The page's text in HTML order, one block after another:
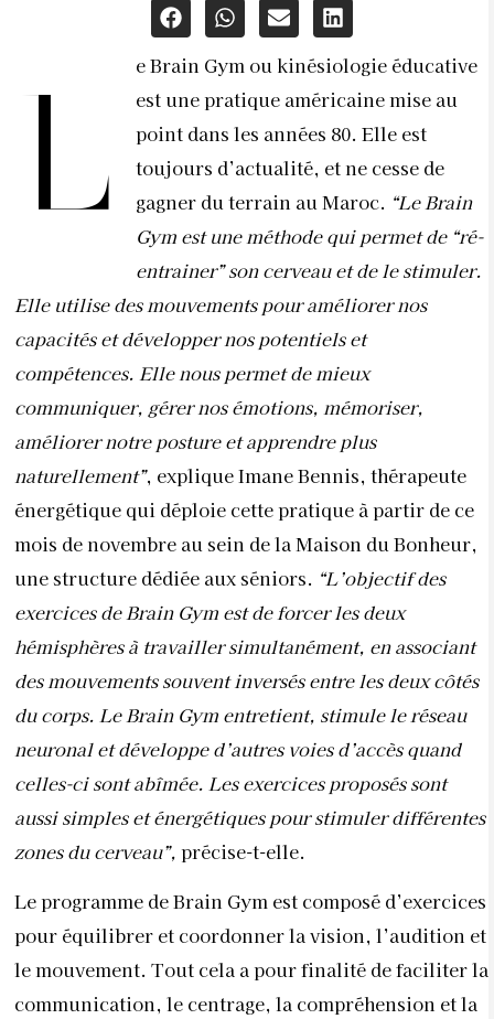
L
e Brain Gym ou kinésiologie éducative
est une pratique américaine mise au
point dans les années 80. Elle est
toujours d’actualité, et ne cesse de
gagner du terrain au Maroc. “Le Brain
Gym est une méthode qui permet de “ré-
entrainer” son cerveau et de le stimuler.
Elle utilise des mouvements pour améliorer nos
capacités et développer nos potentiels et
compétences. Elle nous permet de mieux
communiquer, gérer nos émotions, mémoriser,
améliorer notre posture et apprendre plus
naturellement”, explique Imane Bennis, thérapeute
énergétique qui déploie cette pratique à partir de ce
mois de novembre au sein de la Maison du Bonheur,
une structure dédiée aux séniors. “L’objectif des
exercices de Brain Gym est de forcer les deux
hémisphères à travailler simultanément, en associant
des mouvements souvent inversés entre les deux côtés
du corps. Le Brain Gym entretient, stimule le réseau
neuronal et développe d’autres voies d’accès quand
celles-ci sont abîmée. Les exercices proposés sont
aussi simples et énergétiques pour stimuler différentes
zones du cerveau”, précise-t-elle.
Le programme de Brain Gym est composé d’exercices
pour équilibrer et coordonner la vision, l’audition et
le mouvement. Tout cela a pour finalité de faciliter la
communication, le centrage, la compréhension et la